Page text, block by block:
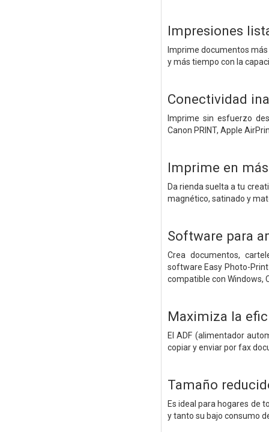
Impresiones
Imprime documentos
y más tiempo con la
Conectividad
Imprime sin esfuerzo
Canon PRINT, Apple
Imprime en
Da rienda suelta a tu
magnético, satinado y
Software para
Crea documentos,
software Easy Photo-
compatible con Windows,
Maximiza la
El ADF (alimentador
copiar y enviar por fax
Tamaño
Es ideal para hogares de
y tanto su bajo consumo